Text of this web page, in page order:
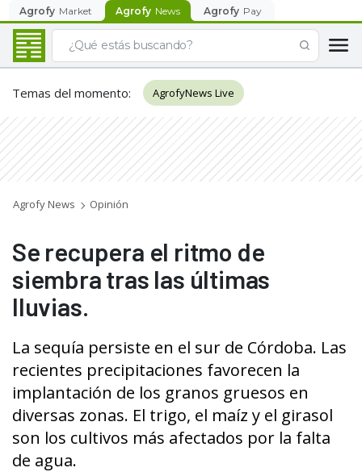
Agrofy Market Agrofy News Agrofy Pay
Temas del momento: AgrofyNews Live
Agrofy News Opinión
Se recupera el ritmo de
siembra tras las últimas
lluvias.
La sequía persiste en el sur de Córdoba. Las
recientes precipitaciones favorecen la
implantación de los granos gruesos en
diversas zonas. El trigo, el maíz y el girasol
son los cultivos más afectados por la falta
de agua.